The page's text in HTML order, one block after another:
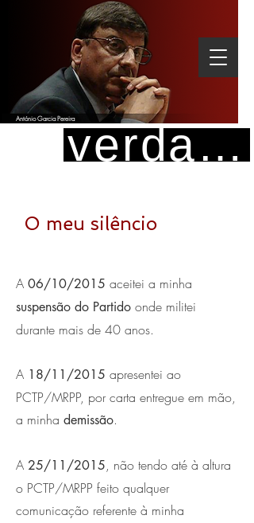
verdade
António Garcia Pereira
O meu silêncio
A 06/10/2015 aceitei a minha
suspensão do Partido onde militei
durante mais de 40 anos.
A 18/11/2015 apresentei ao
PCTP/MRPP, por carta entregue em mão,
a minha demissão.
A 25/11/2015, não tendo até à altura
o PCTP/MRPP feito qualquer
comunicação referente à minha